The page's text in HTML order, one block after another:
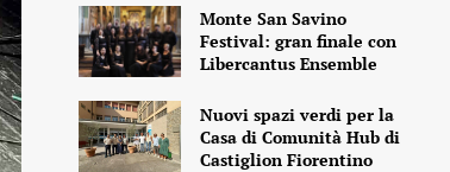
Monte San Savino
Festival: gran finale con
Libercantus Ensemble
Nuovi spazi verdi per la
Casa di Comunità Hub di
Castiglion Fiorentino